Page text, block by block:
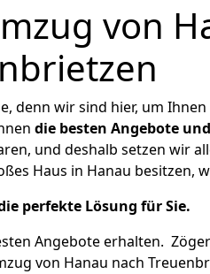
von
denn wir sind hier, um Ihnen
die besten Angebote
und deshalb setzen wir
Haus in Hanau besitzen,
perfekte Lösung für Sie.
Angebote erhalten.
von Hanau nach